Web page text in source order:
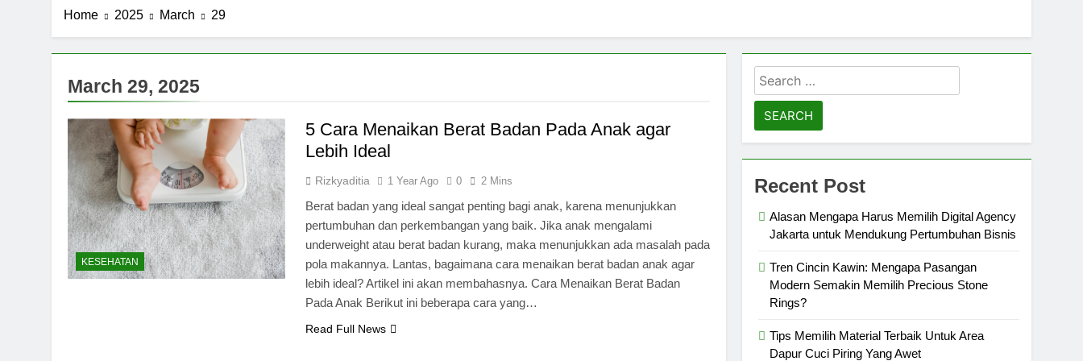
Home 2025 March 29
March 29, 2025
KESEHATAN
5 Cara Menaikan Berat Badan Pada Anak agar
Lebih Ideal
Rizkyaditia 1 Year Ago 0 2 Mins
Berat badan yang ideal sangat penting bagi anak, karena menunjukkan
pertumbuhan dan perkembangan yang baik. Jika anak mengalami
underweight atau berat badan kurang, maka menunjukkan ada masalah pada
pola makannya. Lantas, bagaimana cara menaikan berat badan anak agar
lebih ideal? Artikel ini akan membahasnya. Cara Menaikan Berat Badan
Pada Anak Berikut ini beberapa cara yang…
Read Full News
Search
for:
Recent Post
Alasan Mengapa Harus Memilih Digital Agency
Jakarta untuk Mendukung Pertumbuhan Bisnis
Tren Cincin Kawin: Mengapa Pasangan
Modern Semakin Memilih Precious Stone
Rings?
Tips Memilih Material Terbaik Untuk Area
Dapur Cuci Piring Yang Awet